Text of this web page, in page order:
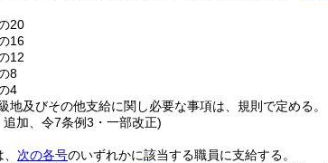
20
16
12
8
4
地及びその他支給に関し必要な事項は、規則で定める。
加、令7条例3・一部改正)
次の各号のいずれかに該当する職員に支給する。